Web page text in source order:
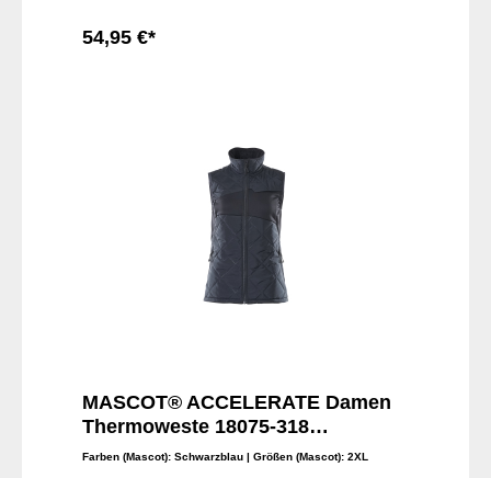
54,95 €*
MASCOT® ACCELERATE Damen
Thermoweste 18075-318
wasserabweisend - geringes
Farben (Mascot): Schwarzblau | Größen (Mascot): 2XL